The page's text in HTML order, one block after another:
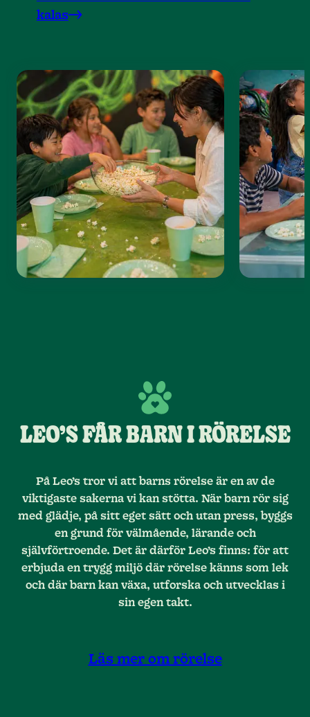
kalas
LEO’S FÅR BARN I RÖRELSE
På Leo’s tror vi att barns rörelse är en av de
viktigaste sakerna vi kan stötta. När barn rör sig
med glädje, på sitt eget sätt och utan press, byggs
en grund för välmående, lärande och
självförtroende. Det är därför Leo’s finns: för att
erbjuda en trygg miljö där rörelse känns som lek
och där barn kan växa, utforska och utvecklas i
sin egen takt.
Läs mer om rörelse